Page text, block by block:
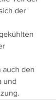
der
auch den
und